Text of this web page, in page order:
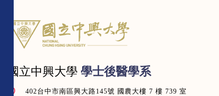
國立中興大學 學士後醫學系
402台中市南區興大路145號 國農大樓 7 樓 739 室